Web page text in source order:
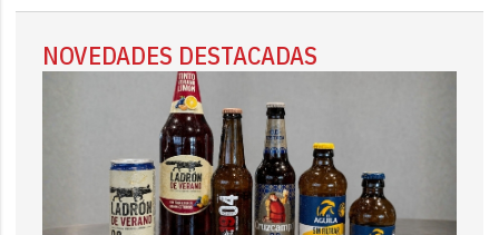
NOVEDADES DESTACADAS